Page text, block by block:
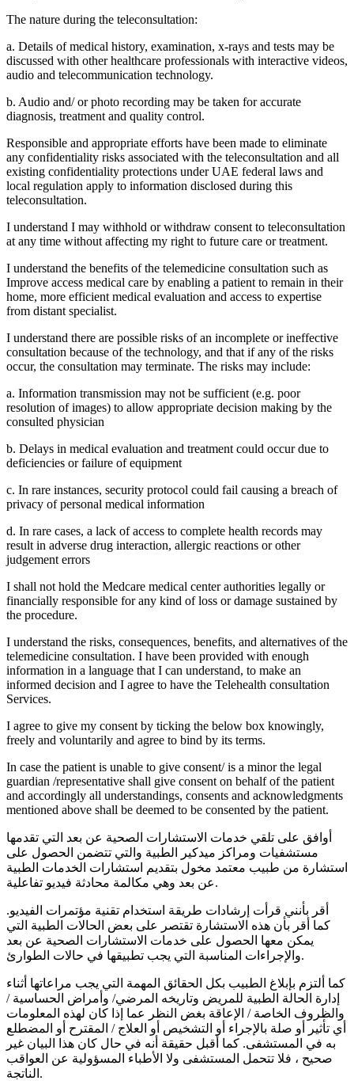
The nature during the teleconsultation:
a. Details of medical history, examination, x-rays and tests may be
discussed with other healthcare professionals with interactive videos,
audio and telecommunication technology.
b. Audio and/ or photo recording may be taken for accurate
diagnosis, treatment and quality control.
Responsible and appropriate efforts have been made to eliminate
any confidentiality risks associated with the teleconsultation and all
existing confidentiality protections under UAE federal laws and
local regulation apply to information disclosed during this
teleconsultation.
I understand I may withhold or withdraw consent to teleconsultation
at any time without affecting my right to future care or treatment.
I understand the benefits of the telemedicine consultation such as
Improve access medical care by enabling a patient to remain in their
home, more efficient medical evaluation and access to expertise
from distant specialist.
I understand there are possible risks of an incomplete or ineffective
consultation because of the technology, and that if any of the risks
occur, the consultation may terminate. The risks may include:
a. Information transmission may not be sufficient (e.g. poor
resolution of images) to allow appropriate decision making by the
consulted physician
b. Delays in medical evaluation and treatment could occur due to
deficiencies or failure of equipment
c. In rare instances, security protocol could fail causing a breach of
privacy of personal medical information
d. In rare cases, a lack of access to complete health records may
result in adverse drug interaction, allergic reactions or other
judgement errors
I shall not hold the Medcare medical center authorities legally or
financially responsible for any kind of loss or damage sustained by
the procedure.
I understand the risks, consequences, benefits, and alternatives of the
telemedicine consultation. I have been provided with enough
information in a language that I can understand, to make an
informed decision and I agree to have the Telehealth consultation
Services.
I agree to give my consent by ticking the below box knowingly,
freely and voluntarily and agree to bind by its terms.
In case the patient is unable to give consent/ is a minor the legal
guardian /representative shall give consent on behalf of the patient
and accordingly all understandings, consents and acknowledgments
mentioned above shall be deemed to be consented by the patient.
أوافق على تلقي خدمات الاستشارات الصحية عن بعد التي تقدمها
مستشفيات ومراكز ميدكير الطبية والتي تتضمن الحصول على
استشارة من طبيب معتمد مخول بتقديم استشارات الخدمات الطبية
عن بعد وهي مكالمة محادثة فيديو تفاعلية.
أقر بأنني قرأت إرشادات طريقة استخدام تقنية مؤتمرات الفيديو.
كما أقر بأن هذه الاستشارة تقتصر على بعض الحالات الطبية التي
يمكن معها الحصول على خدمات الاستشارات الصحية عن بعد
والإجراءات المناسبة التي يجب تطبيقها في حالات الطوارئ.
كما ألتزم بإبلاغ الطبيب بكل الحقائق المهمة التي يجب مراعاتها أثناء
إدارة الحالة الطبية للمريض وتاريخه المرضي/ وأمراض الحساسية /
والظروف الخاصة / الإعاقة بغض النظر عما إذا كان لهذه المعلومات
أي تأثير أو صلة بالإجراء أو التشخيص أو العلاج / المقترح أو المضطلع
به في المستشفى. كما أقبل حقيقة أنه في حال كان هذا البيان غير
صحيح ، فلا تتحمل المستشفى ولا الأطباء المسؤولية عن العواقب
الناتجة.